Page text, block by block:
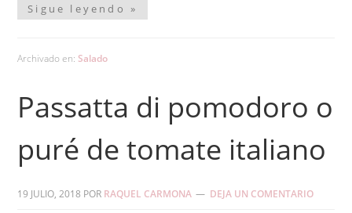
Sigue leyendo »
Archivado en: Salado
Passatta di pomodoro o
puré de tomate italiano
19 JULIO, 2018 POR RAQUEL CARMONA DEJA UN COMENTARIO